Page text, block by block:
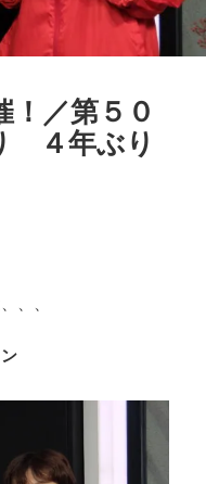
／第５０
４年ぶり
、、